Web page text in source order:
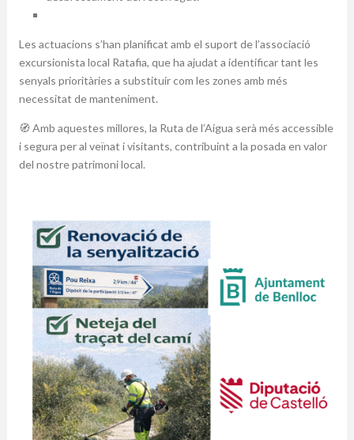
Les actuacions s’han planificat amb el suport de l’associació
excursionista local Ratafia, que ha ajudat a identificar tant les
senyals prioritàries a substituir com les zones amb més
necessitat de manteniment.
🧭 Amb aquestes millores, la Ruta de l’Aigua serà més accessible
i segura per al veïnat i visitants, contribuint a la posada en valor
del nostre patrimoni local.